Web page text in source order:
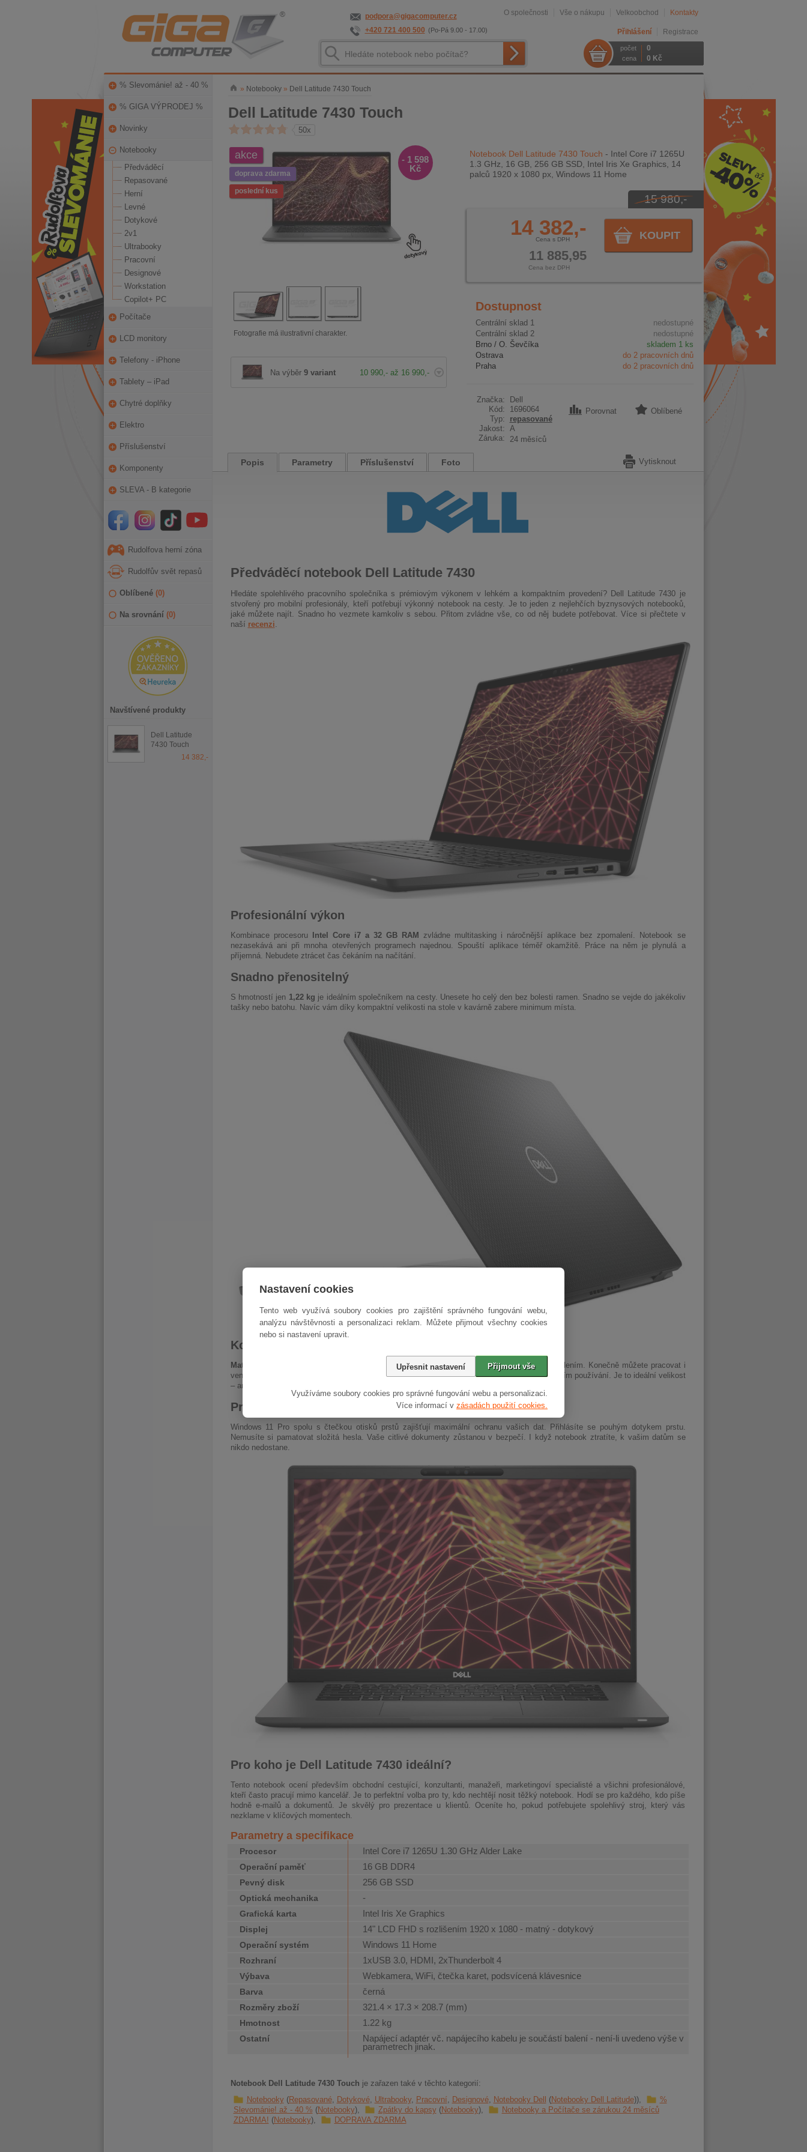
Nastavení cookies
Tento web využívá soubory cookies pro zajištění správného fungování webu,
analýzu návštěvnosti a personalizaci reklam. Můžete přijmout všechny cookies
nebo si nastavení upravit.
Přijmout vše
Upřesnit nastavení
Využíváme soubory cookies pro správné fungování webu a personalizaci.
Více informací v zásadách použití cookies.
podpora@gigacomputer.cz
+420 721 400 500 (Po-Pá 9.00 - 17.00)
O společnosti Vše o nákupu Velkoobchod Kontakty
Přihlášení Registrace
počet 0
cena 0 Kč
% Slevománie! až - 40 %
% GIGA VÝPRODEJ %
Novinky
Notebooky
Předváděcí
Repasované
Herní
Levné
Dotykové
2v1
Ultrabooky
Pracovní
Designové
Workstation
Copilot+ PC
Počítače
LCD monitory
Telefony - iPhone
Tablety – iPad
Chytré doplňky
Elektro
Příslušenství
Komponenty
SLEVA - B kategorie
Rudolfova herní zóna
Rudolfův svět repasů
Oblíbené (0)
Na srovnání (0)
Navštívené produkty
Dell Latitude
7430 Touch
14 382,-
» Notebooky» Dell Latitude 7430 Touch
Dell Latitude 7430 Touch
50x
Notebook Dell Latitude 7430 Touch - Intel Core i7 1265U
1.3 GHz, 16 GB, 256 GB SSD, Intel Iris Xe Graphics, 14
palců 1920 x 1080 px, Windows 11 Home
15 980,-
KOUPIT
14 382,-
Cena s DPH
11 885,95
Cena bez DPH
Dostupnost
Centrální sklad 1
nedostupné
Centrální sklad 2
nedostupné
Brno / O. Ševčíka
skladem 1 ks
Ostrava
do 2 pracovních dnů
Praha
do 2 pracovních dnů
Značka:
Dell
Kód:
1696064
Typ:
repasované
Jakost: A
Záruka:
24 měsíců
Porovnat Oblíbené
akce
doprava zdarma
poslední kus
- 1 598
Kč
Fotografie má ilustrativní charakter.
Na výběr 9 variant 10 990,- až 16 990,-
Popis Parametry Příslušenství Foto Vytisknout
Předváděcí notebook Dell Latitude 7430
Hledáte spolehlivého pracovního společníka s prémiovým výkonem v lehkém a kompaktním provedení? Dell Latitude 7430 je
stvořený pro mobilní profesionály, kteří potřebují výkonný notebook na cesty. Je to jeden z nejlehčích byznysových notebooků,
jaké můžete najít. Snadno ho vezmete kamkoliv s sebou. Přitom zvládne vše, co od něj budete potřebovat. Více si přečtete v
naší recenzi.
Profesionální výkon
Kombinace procesoru Intel Core i7 a 32 GB RAM zvládne multitasking i náročnější aplikace bez zpomalení. Notebook se
nezasekává ani při mnoha otevřených programech najednou. Spouští aplikace téměř okamžitě. Práce na něm je plynulá a
příjemná. Nebudete ztrácet čas čekáním na načítání.
Snadno přenositelný
S hmotností jen 1,22 kg je ideálním společníkem na cesty. Unesete ho celý den bez bolesti ramen. Snadno se vejde do jakékoliv
tašky nebo batohu. Navíc vám díky kompaktní velikosti na stole v kavárně zabere minimum místa.
Komfort pro oči
Matný 14" Full HD displej
umožňuje práci bez rušivých odlesků i v prostředí s ostrým osvětlením. Konečně můžete pracovat i
venku nebo u okna. Barvy jsou přirozené a text je ostrý. Oči vás nebudou bolet ani po celodenním používání. Je to ideální velikost
– ani příliš malá, ani zbytečně velká.
Prémiová bezpečnost
Windows 11 Pro spolu s čtečkou otisků prstů zajišťují maximální ochranu vašich dat. Přihlásíte se pouhým dotykem prstu.
Nemusíte si pamatovat složitá hesla. Vaše citlivé dokumenty zůstanou v bezpečí. I když notebook ztratíte, k vašim datům se
nikdo nedostane.
Pro koho je Dell Latitude 7430 ideální?
Tento notebook ocení především obchodní cestující, konzultanti, manažeři, marketingoví specialisté a všichni profesionálové,
kteří často pracují mimo kancelář. Je to perfektní volba pro ty, kdo nechtějí nosit těžký notebook. Hodí se pro každého, kdo píše
hodně e-mailů a dokumentů. Je skvělý pro prezentace u klientů. Oceníte ho, pokud potřebujete spolehlivý stroj, který vás
nezklame v klíčových momentech.
Parametry a specifikace
Procesor Intel Core i7 1265U 1.30 GHz Alder Lake
Operační paměť 16 GB DDR4
Pevný disk 256 GB SSD
Optická mechanika -
Grafická karta Intel Iris Xe Graphics
Displej 14" LCD FHD s rozlišením 1920 x 1080 - matný - dotykový
Operační systém Windows 11 Home
Rozhraní 1xUSB 3.0, HDMI, 2xThunderbolt 4
Výbava Webkamera, WiFi, čtečka karet, podsvícená klávesnice
Barva černá
Rozměry zboží 321.4 × 17.3 × 208.7 (mm)
Hmotnost 1.22 kg
Ostatní
Napájecí adaptér vč. napájecího kabelu je součástí balení - není-li uvedeno výše v
parametrech jinak.
Notebook Dell Latitude 7430 Touch je zařazen také v těchto kategorií:
Notebooky Repasované Dotykové Ultrabooky Pracovní Designové Notebooky Dell Notebooky Dell Latitude
%
Slevománie! až - 40 % Notebooky Zpátky do kapsy Notebooky
Notebooky a Počítače se zárukou 24 měsíců
ZDARMA! Notebooky DOPRAVA ZDARMA